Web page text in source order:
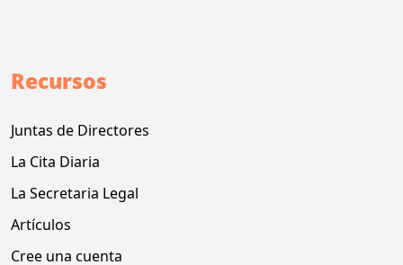
Recursos
Juntas de Directores
La Cita Diaria
La Secretaria Legal
Artículos
Cree una cuenta